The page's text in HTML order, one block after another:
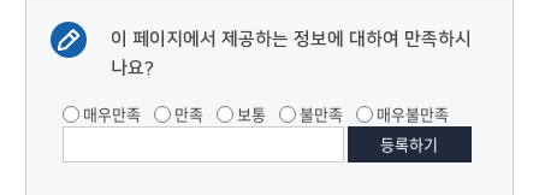
이 페이지에서 제공하는 정보에 대하여 만족하시
나요?
매우만족 만족 보통 불만족 매우불만족